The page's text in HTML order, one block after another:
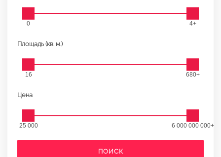
0 4+
Площадь (кв. м.)
16 680+
Цена
25 000 6 000 000 000+
ПОИСК